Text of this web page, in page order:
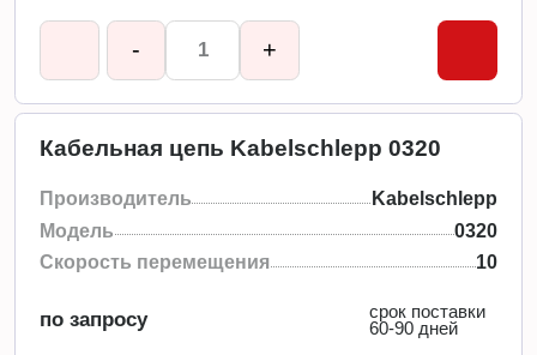
- +
Кабельная цепь Kabelschlepp 0320
Производитель
Kabelschlepp
Модель
0320
Скорость перемещения
10
по запросу
срок поставки
60-90 дней